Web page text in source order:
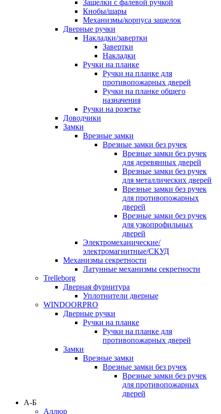
Защелки с фалевой ручкой
Кнобы/шары
Механизмы/корпуса защелок
Дверные ручки
Накладки/завертки
Завертки
Накладки
Ручки на планке
Ручки на планке для
противопожарных дверей
Ручки на планке общего
назначения
Ручки на розетке
Доводчики
Замки
Врезные замки
Врезные замки без ручек
Врезные замки без ручек
для деревянных дверей
Врезные замки без ручек
для металлических дверей
Врезные замки без ручек
для противопожарных
дверей
Врезные замки без ручек
для узкопрофильных
дверей
Электромеханические/
электромагнитные/СКУД
Механизмы секретности
Латунные механизмы секретности
Trelleborg
Дверная фурнитура
Уплотнители дверные
WINDOORPRO
Дверные ручки
Ручки на планке
Ручки на планке для
противопожарных дверей
Замки
Врезные замки
Врезные замки без ручек
Врезные замки без ручек
для противопожарных
дверей
А-Б
Аллюр